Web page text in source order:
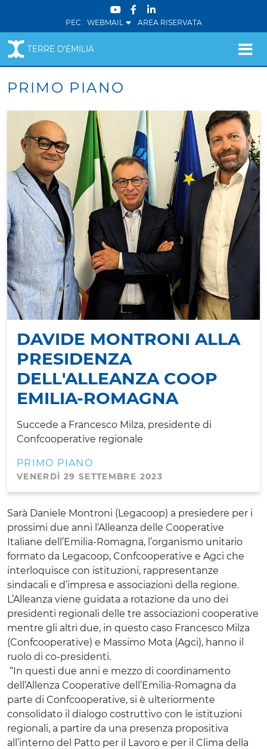
PEC WEBMAIL AREA RISERVATA
TERRE D'EMILIA
PRIMO PIANO
DAVIDE MONTRONI ALLA
PRESIDENZA
DELL'ALLEANZA COOP
EMILIA-ROMAGNA
Succede a Francesco Milza, presidente di
Confcooperative regionale
PRIMO PIANO
VENERDÌ 29 SETTEMBRE 2023
Sarà Daniele Montroni (Legacoop) a presiedere per i
prossimi due anni l’Alleanza delle Cooperative
Italiane dell’Emilia-Romagna, l’organismo unitario
formato da Legacoop, Confcooperative e Agci che
interloquisce con istituzioni, rappresentanze
sindacali e d’impresa e associazioni della regione.
L’Alleanza viene guidata a rotazione da uno dei
presidenti regionali delle tre associazioni cooperative
mentre gli altri due, in questo caso Francesco Milza
(Confcooperative) e Massimo Mota (Agci), hanno il
ruolo di co-presidenti.
“In questi due anni e mezzo di coordinamento
dell’Allenza Cooperative dell’Emilia-Romagna da
parte di Confcooperative, si è ulteriormente
consolidato il dialogo costruttivo con le istituzioni
regionali, a partire da una presenza propositiva
all’interno del Patto per il Lavoro e per il Clima della